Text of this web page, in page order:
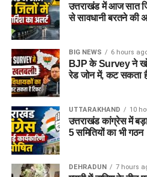
उत्तराखंड में आज सात
से सावधानी बरतने की
BIG NEWS 6 hours
BJP के Survey ने
रेड जोन में, कट सकता
UTTARAKHAND 10
उत्तराखंड कांग्रेस में
5 समितियों का भी गठन
DEHRADUN 7 hours